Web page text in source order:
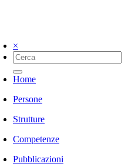
×
Home
Persone
Strutture
Competenze
Pubblicazioni